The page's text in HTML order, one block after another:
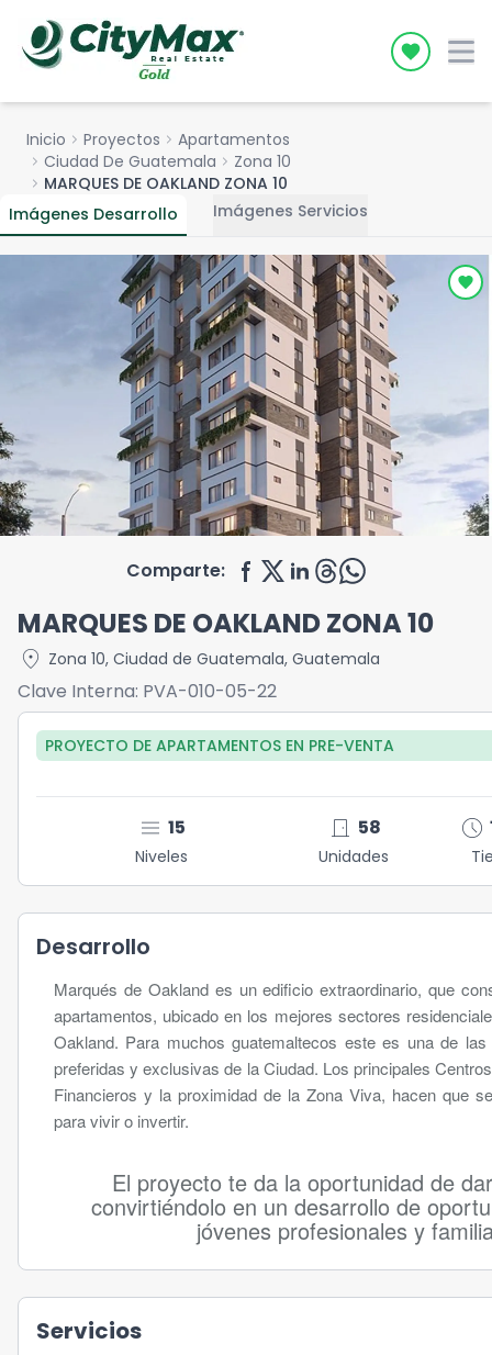
Icon
Inicio chevron_right Proyectos chevron_right Apartamentos
chevron_right Ciudad De Guatemala chevron_right Zona 10
chevron_right MARQUES DE OAKLAND ZONA 10
Imágenes Desarrollo
Imágenes Servicios
Comparte:
MARQUES DE OAKLAND ZONA 10
location_on Zona 10, Ciudad de Guatemala, Guatemala
Clave Interna: PVA-010-05-22
PROYECTO DE APARTAMENTOS EN PRE-VENTA
menu 15
Niveles
door_front 58
Unidades
schedule
Desarrollo
Marqués de Oakland es un edificio extraordinario, que
apartamentos, ubicado en los mejores sectores
Oakland. Para muchos guatemaltecos este es una de las
preferidas y exclusivas de la Ciudad. Los principales
Financieros y la proximidad de la Zona Viva, hacen que
para vivir o invertir.
El proyecto te da la oportunidad de
convirtiéndolo en un desarrollo de
jóvenes profesionales y
Servicios